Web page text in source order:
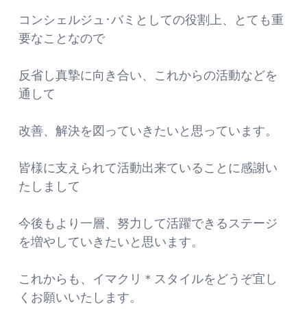
コンシェルジュ･バミとしての役割上、とても重
要なことなので
反省し真摯に向き合い、これからの活動などを
通して
改善、解決を図っていきたいと思っています。
皆様に支えられて活動出来ていることに感謝い
たしまして
今後もより一層、努力して活躍できるステージ
を増やしていきたいと思います。
これからも、イマクリ＊スタイルをどうぞ宜し
くお願いいたします。